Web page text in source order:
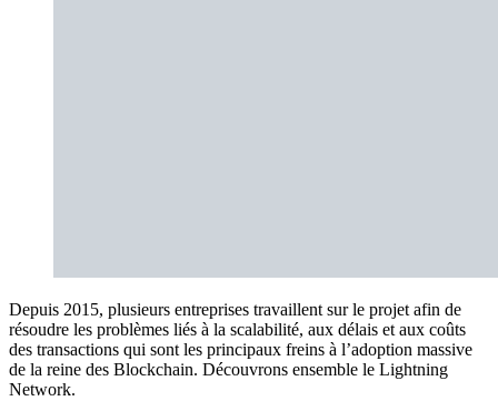
Depuis 2015, plusieurs entreprises travaillent sur le projet afin de
résoudre les problèmes liés à la scalabilité, aux délais et aux coûts
des transactions qui sont les principaux freins à l’adoption massive
de la reine des Blockchain. Découvrons ensemble le Lightning
Network.